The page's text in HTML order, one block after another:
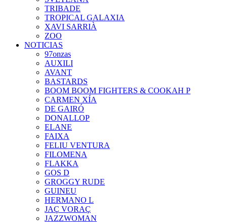
TRIBADE
TROPICAL GALAXIA
XAVI SARRIÀ
ZOO
NOTICIAS
97onzas
AUXILI
AVANT
BASTARDS
BOOM BOOM FIGHTERS & COOKAH P
CARMEN XÍA
DE GAIRÓ
DONALLOP
ELANE
FAIXA
FELIU VENTURA
FILOMENA
FLAKKA
GOS D
GROGGY RUDE
GUINEU
HERMANO L
JAÇ VORAÇ
JAZZWOMAN